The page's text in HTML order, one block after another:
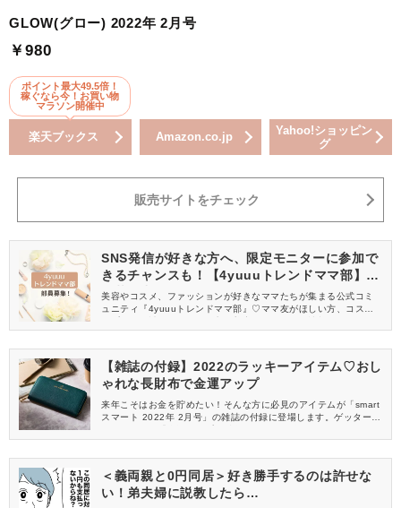
GLOW(グロー) 2022年 2月号
￥980
ポイント最大49.5倍！
稼ぐなら今！お買い物
マラソン開催中
楽天ブックス Amazon.co.jp
Yahoo!ショッピン
グ
販売サイトをチェック
SNS発信が好きな方へ、限定モニターに参加で
きるチャンスも！【4yuuuトレンドママ部】部
員募集中
美容やコスメ、ファッションが好きなママたちが集まる公式コミ
ュニティ『4yuuuトレンドママ部』♡ママ友がほしい方、コスメサ
信してくれる方を募集しています！
【雑誌の付録】2022のラッキーアイテム♡おし
ゃれな長財布で金運アップ
来年こそはお金を貯めたい！そんな方に必見のアイテムが「smart
スマート 2022年 2月号」の雑誌の付録に登場します。ゲッターズ
ムになってくれるかも♪
＜義両親と0円同居＞好き勝手するのは許せな
い！弟夫婦に説教したら…